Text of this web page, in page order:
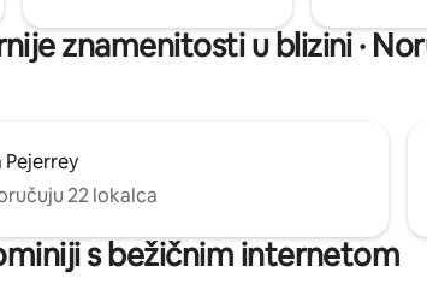
znamenitosti u blizini ·
Pejerrey
22 lokalca
s bežičnim internetom